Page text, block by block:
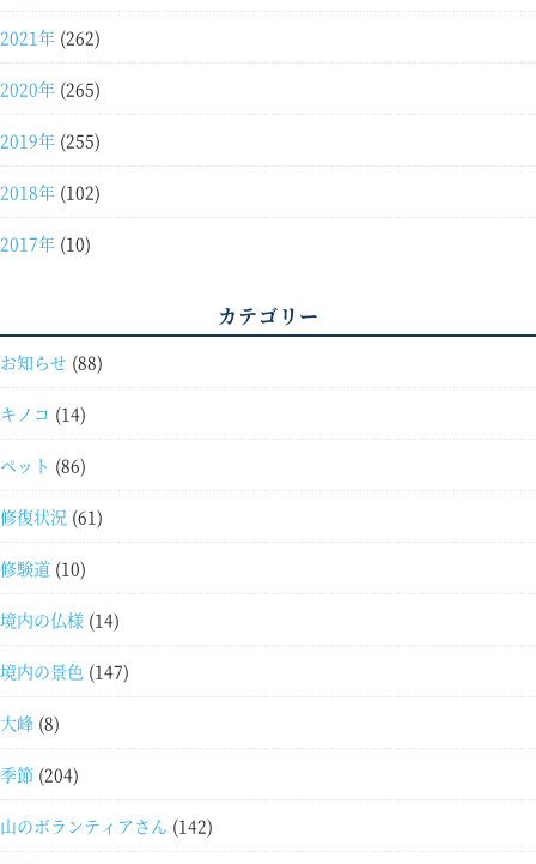
2021年 (262)
2020年 (265)
2019年 (255)
2018年 (102)
2017年 (10)
カテゴリー
お知らせ (88)
キノコ (14)
ペット (86)
修復状況 (61)
修験道 (10)
境内の仏様 (14)
境内の景色 (147)
大峰 (8)
季節 (204)
山のボランティアさん (142)